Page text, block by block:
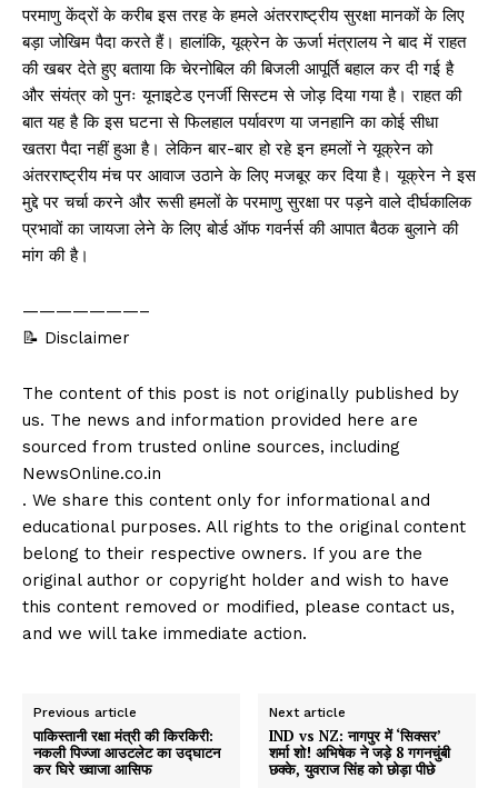
परमाणु केंद्रों के करीब इस तरह के हमले अंतरराष्ट्रीय सुरक्षा मानकों के लिए
बड़ा जोखिम पैदा करते हैं। हालांकि, यूक्रेन के ऊर्जा मंत्रालय ने बाद में राहत
की खबर देते हुए बताया कि चेरनोबिल की बिजली आपूर्ति बहाल कर दी गई है
और संयंत्र को पुनः यूनाइटेड एनर्जी सिस्टम से जोड़ दिया गया है। राहत की
बात यह है कि इस घटना से फिलहाल पर्यावरण या जनहानि का कोई सीधा
खतरा पैदा नहीं हुआ है। लेकिन बार-बार हो रहे इन हमलों ने यूक्रेन को
अंतरराष्ट्रीय मंच पर आवाज उठाने के लिए मजबूर कर दिया है। यूक्रेन ने इस
मुद्दे पर चर्चा करने और रूसी हमलों के परमाणु सुरक्षा पर पड़ने वाले दीर्घकालिक
प्रभावों का जायजा लेने के लिए बोर्ड ऑफ गवर्नर्स की आपात बैठक बुलाने की
मांग की है।
———————–
📝 Disclaimer
The content of this post is not originally published by
us. The news and information provided here are
sourced from trusted online sources, including
NewsOnline.co.in
. We share this content only for informational and
educational purposes. All rights to the original content
belong to their respective owners. If you are the
original author or copyright holder and wish to have
this content removed or modified, please contact us,
and we will take immediate action.
Previous article
पाकिस्तानी रक्षा मंत्री की किरकिरी:
नकली पिज्जा आउटलेट का उद्घाटन
कर घिरे ख्वाजा आसिफ
Next article
IND vs NZ: नागपुर में ‘सिक्सर’
शर्मा शो! अभिषेक ने जड़े 8 गगनचुंबी
छक्के, युवराज सिंह को छोड़ा पीछे